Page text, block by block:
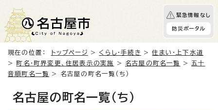
緊急情報なし
防災ポータル
現在の位置： トップページ > くらし・手続き >住まい・上下水道
>
町名・町界変更、住居表示の実施 > 名古屋の町名一覧 > 五十
音順町名一覧
> 名古屋の町名一覧（ち）
名古屋の町名一覧（ち）